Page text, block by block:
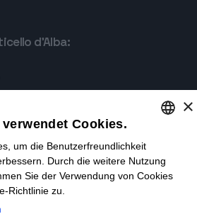
d'Alba:
Antonio 1/A, 12066 Monticello d'Alba -
ITALIAN
×
Cookies.
um die Benutzerfreundlichkeit
Durch die weitere Nutzung
Sie der Verwendung von Cookies
Richtlinie zu.